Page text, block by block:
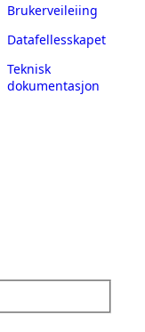
Brukerveileiing
Datafellesskapet
Teknisk
dokumentasjon